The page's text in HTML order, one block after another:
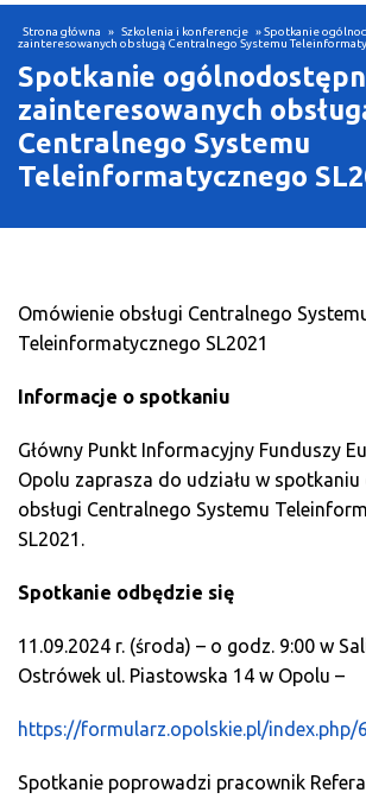
Skorzystaj
Realizuję projekt
O Programie
Wiadomości
Punkty informacyjne
Strona główna » Szkolenia i konferencje » Spotkanie
zainteresowanych obsługą Centralnego Systemu
Spotkanie
zainteresowanych
Centralnego Systemu
Teleinformatycznego
Omówienie obsługi Centralnego
Teleinformatycznego SL2021
Informacje o spotkaniu
Główny Punkt Informacyjny Funduszy
Opolu zaprasza do udziału w
obsługi Centralnego Systemu
SL2021.
Spotkanie odbędzie się
11.09.2024 r. (środa) – o godz. 9:00 w
Ostrówek ul. Piastowska 14 w Opolu –
https://formularz.opolskie.pl/index.php/
Spotkanie poprowadzi pracownik